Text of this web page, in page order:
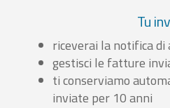
Tu
riceverai la notifica di
gestisci le fatture
ti conserviamo
inviate per 10 anni